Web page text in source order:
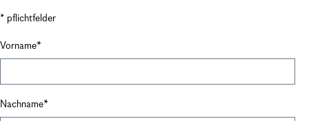
* pflichtfelder
Vorname
Nachname